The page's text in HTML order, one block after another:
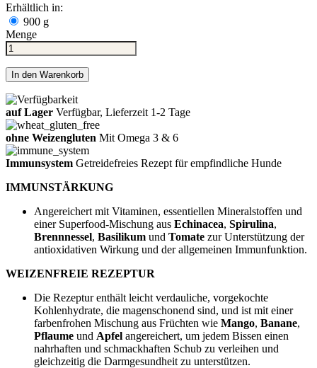
Erhältlich in:
900 g
Menge
In den Warenkorb
auf Lager Verfügbar, Lieferzeit 1-2 Tage
ohne Weizengluten Mit Omega 3 & 6
Immunsystem Getreidefreies Rezept für empfindliche Hunde
IMMUNSTÄRKUNG
Angereichert mit Vitaminen, essentiellen Mineralstoffen und
einer Superfood-Mischung aus Echinacea, Spirulina,
Brennnessel, Basilikum und Tomate zur Unterstützung der
antioxidativen Wirkung und der allgemeinen Immunfunktion.
WEIZENFREIE REZEPTUR
Die Rezeptur enthält leicht verdauliche, vorgekochte
Kohlenhydrate, die magenschonend sind, und ist mit einer
farbenfrohen Mischung aus Früchten wie Mango, Banane,
Pflaume und Apfel angereichert, um jedem Bissen einen
nahrhaften und schmackhaften Schub zu verleihen und
gleichzeitig die Darmgesundheit zu unterstützen.